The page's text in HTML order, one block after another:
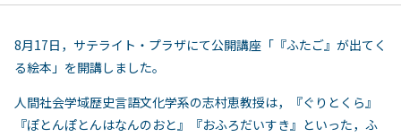
8月17日，サテライト・プラザにて公開講座「『ふたご』が出てく
る絵本」を開講しました。
人間社会学域歴史言語文化学系の志村恵教授は，『ぐりとくら』
『ぽとんぽとんはなんのおと』『おふろだいすき』といった，ふ